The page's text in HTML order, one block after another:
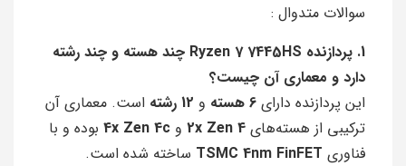
سوالات متدوال :
1. پردازنده Ryzen 7 7445HS چند هسته و چند رشته
دارد و معماری آن چیست؟
این پردازنده دارای 6 هسته و 12 رشته
است. معماری آن
ترکیبی از هسته‌های 2x Zen 4 و 4x Zen 4c بوده و با
فناوری TSMC 4nm FinFET ساخته شده است.